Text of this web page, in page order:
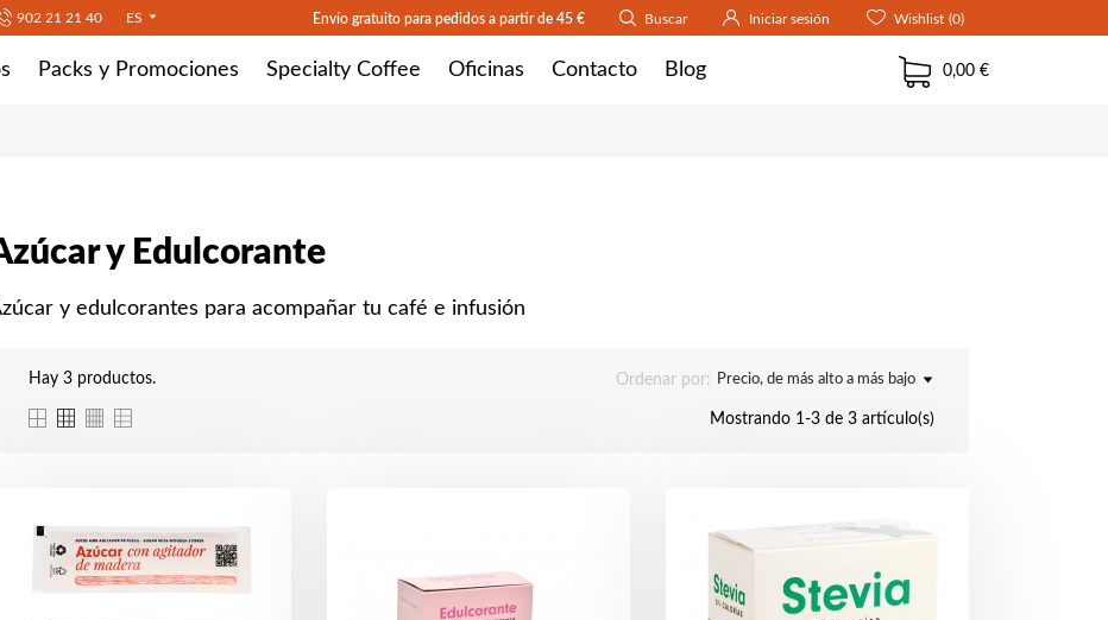
902 21 21 40 ES Envío gratuito para pedidos a partir de 45 € Buscar Iniciar sesión Wishlist (0)
Packs y Promociones Specialty Coffee Oficinas Contacto Blog 0,00 €
y Edulcorante
y edulcorantes para acompañar tu café e infusión
Hay 3 productos. Ordenar por: Precio, de más alto a más bajo
Mostrando 1-3 de 3 artículo(s)